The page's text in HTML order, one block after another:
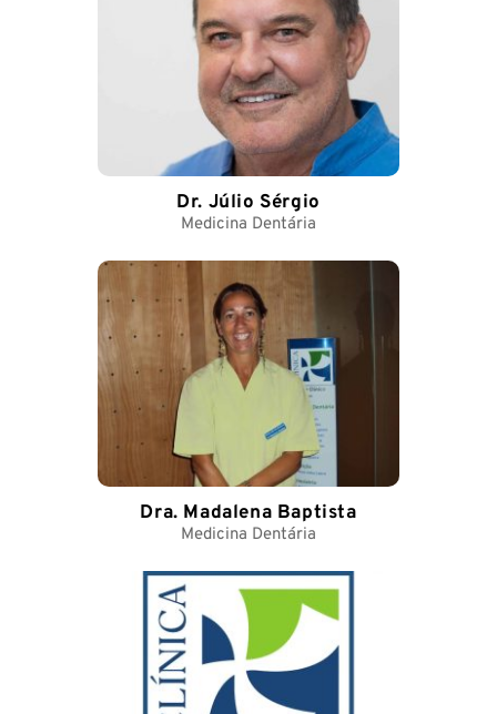
Dr. Júlio Sérgio
Medicina Dentária
Dra. Madalena Baptista
Medicina Dentária